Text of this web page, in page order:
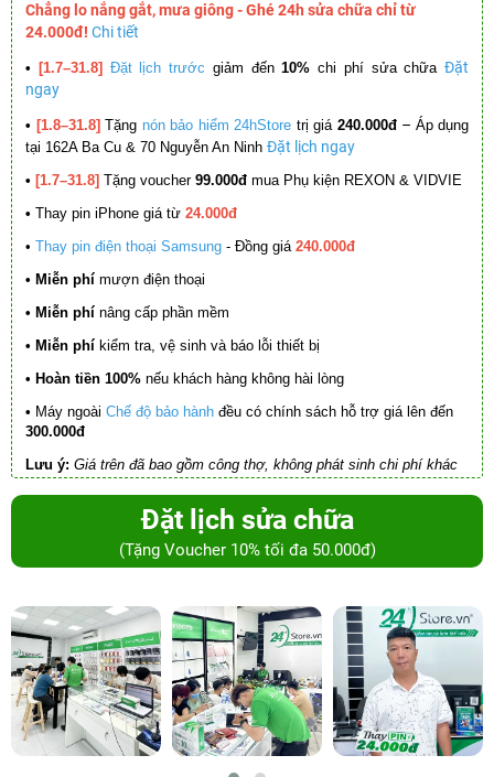
Chẳng lo nắng gắt, mưa giông - Ghé 24h sửa chữa chỉ từ
24.000đ! Chi tiết
• [1.7–31.8] Đặt lịch trước giảm đến10% chi phí sửa chữa Đặt
ngay
• [1.8–31.8] Tặng nón bảo hiểm 24hStore trị giá 240.000đ – Áp dụng
tại 162A Ba Cu & 70 Nguyễn An Ninh Đặt lịch ngay
• [1.7–31.8] Tặng voucher 99.000đ mua Phụ kiện REXON & VIDVIE
• Thay pin iPhone giá từ 24.000đ
• Thay pin điện thoại Samsung - Đồng giá 240.000đ
• Miễn phí mượn điện thoại
• Miễn phí nâng cấp phần mềm
• Miễn phí kiểm tra, vệ sinh và báo lỗi thiết bị
• Hoàn tiền 100% nếu khách hàng không hài lòng
• Máy ngoài Chế độ bảo hành đều có chính sách hỗ trợ giá lên đến
300.000đ
Lưu ý: Giá trên đã bao gồm công thợ, không phát sinh chi phí khác
Đặt lịch sửa chữa
(Tặng Voucher 10% tối đa 50.000đ)